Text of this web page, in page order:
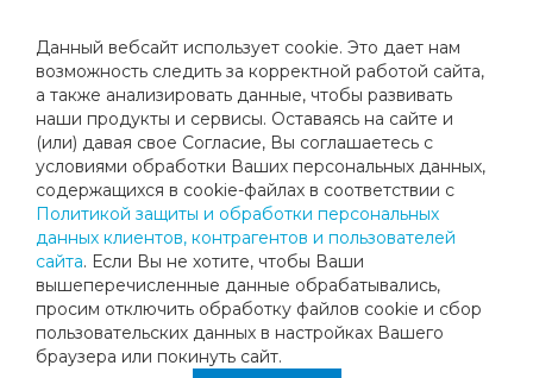
Данный вебсайт использует cookie. Это дает нам
возможность следить за корректной работой сайта,
а также анализировать данные, чтобы развивать
наши продукты и сервисы. Оставаясь на сайте и
(или) давая свое Согласие, Вы соглашаетесь с
условиями обработки Ваших персональных данных,
содержащихся в cookie-файлах в соответствии с
Политикой защиты и обработки персональных
данных клиентов, контрагентов и пользователей
сайта. Если Вы не хотите, чтобы Ваши
вышеперечисленные данные обрабатывались,
просим отключить обработку файлов cookie и сбор
пользовательских данных в настройках Вашего
браузера или покинуть сайт.
МЕНЯЕТ ТАКТИКУ, И ПОБЕЖДАЕТ.
В воскресенье 20 октября на кортах столичного теннисного
клуба «Мегаспорт-теннис», что на улице Саморы Машела,
после долгого перерыва вернулась серия «MEGA LADY’S
CUP», как Вы уже поняли соревнования проходили в
женском одиночном разряде. Турниру была присвоена
категория Masters, и на него приехали почти все
сильнейшие теннисистки «Аматура», из лидеров не хватало
разве что Натальи Видяевой, в итоге, соревнования